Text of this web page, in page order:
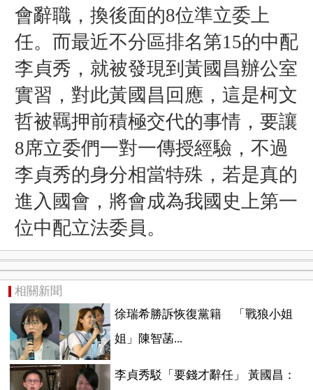
會辭職，換後面的8位準立委上
任。而最近不分區排名第15的中配
李貞秀，就被發現到黃國昌辦公室
實習，對此黃國昌回應，這是柯文
哲被羈押前積極交代的事情，要讓
8席立委們一對一傳授經驗，不過
李貞秀的身分相當特殊，若是真的
進入國會，將會成為我國史上第一
位中配立法委員。
相關新聞
徐瑞希勝訴恢復黨籍 「戰狼小姐
姐」陳智菡...
李貞秀駁「要錢才辭任」 黃國昌：